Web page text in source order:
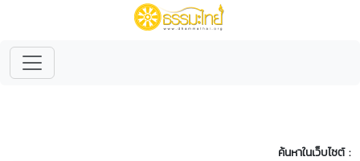
ค้นหาในเว็บไซต์ :